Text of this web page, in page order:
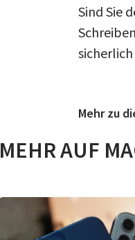
Sind Sie
Mehr zu
MEHR AUF